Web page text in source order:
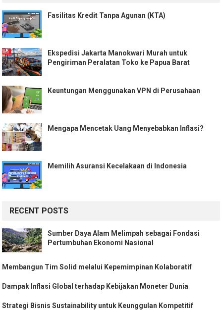
Fasilitas Kredit Tanpa Agunan (KTA)
Ekspedisi Jakarta Manokwari Murah untuk
Pengiriman Peralatan Toko ke Papua Barat
Keuntungan Menggunakan VPN di Perusahaan
Mengapa Mencetak Uang Menyebabkan Inflasi?
Memilih Asuransi Kecelakaan di Indonesia
RECENT POSTS
Sumber Daya Alam Melimpah sebagai Fondasi
Pertumbuhan Ekonomi Nasional
Membangun Tim Solid melalui Kepemimpinan Kolaboratif
Dampak Inflasi Global terhadap Kebijakan Moneter Dunia
Strategi Bisnis Sustainability untuk Keunggulan Kompetitif